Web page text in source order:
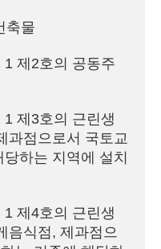
축물
제2호의 공동주
제3호의 근린생
과점으로서 국토교
하는 지역에 설치
제4호의 근린생
음식점, 제과점으